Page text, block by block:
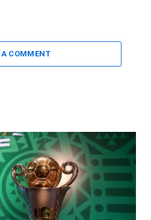
COMMENT